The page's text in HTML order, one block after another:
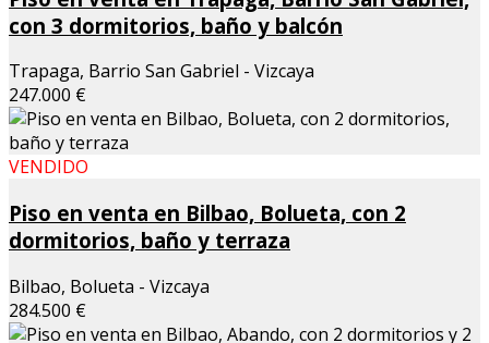
con 3 dormitorios, baño y balcón
Trapaga, Barrio San Gabriel - Vizcaya
247.000 €
VENDIDO
Piso en venta en Bilbao, Bolueta, con 2
dormitorios, baño y terraza
Bilbao, Bolueta - Vizcaya
284.500 €